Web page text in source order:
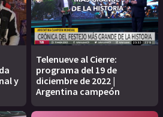
y
Telenueve al Cierre:
programa del 19 de
diciembre de 2022 |
Argentina campeón